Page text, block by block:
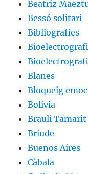
Beatriz
Bessó solitari
Bibliografies
Blanes
Bloqueig
Bolivia
Brauli
Briude
Buenos Aires
Càbala